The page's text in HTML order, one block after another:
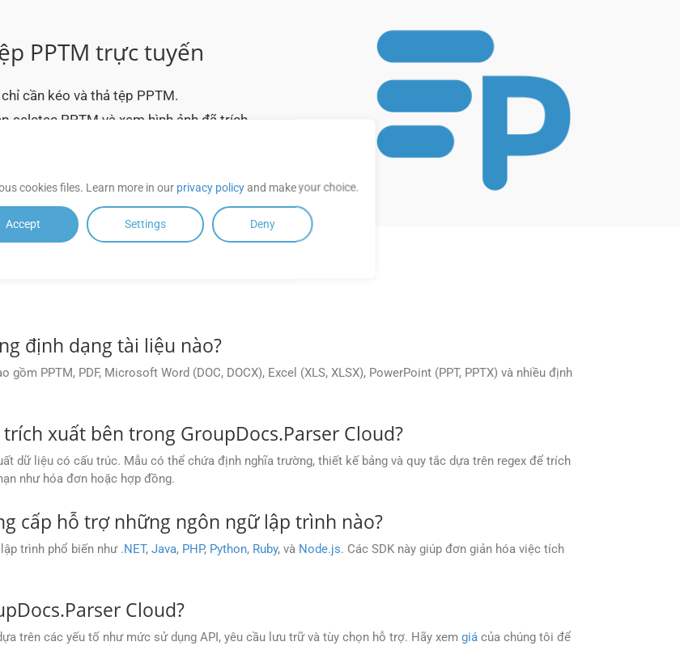
PPTM trực tuyến
cần kéo và thả tệp PPTM.
selctec PPTM và xem hình ảnh đã trích
tài liệu PPTM của mình trực tuyến.
định dạng tài liệu nào?
PPTM, PDF, Microsoft Word (DOC, DOCX), Excel (XLS, XLSX), PowerPoint (PPT, PPTX) và nhiều định
xuất bên trong GroupDocs.Parser Cloud?
dữ liệu có cấu trúc. Mẫu có thể chứa định nghĩa trường, thiết kế bảng và quy tắc dựa trên regex để trích
như hóa đơn hoặc hợp đồng.
cấp hỗ trợ những ngôn ngữ lập trình nào?
trình phổ biến như .NET, Java, PHP, Python, Ruby, và Node.js. Các SDK này giúp đơn giản hóa việc tích
Cloud?
trên các yếu tố như mức sử dụng API, yêu cầu lưu trữ và tùy chọn hỗ trợ. Hãy xem giá của chúng tôi để
cookies files. Learn more in our privacy policyand make your choice.
Accept Settings Deny